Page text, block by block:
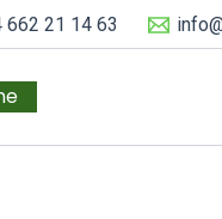
662 21 14 63